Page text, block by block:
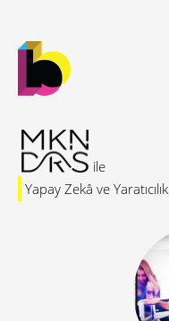
Yapay Zekâ ve Yaratıcılık